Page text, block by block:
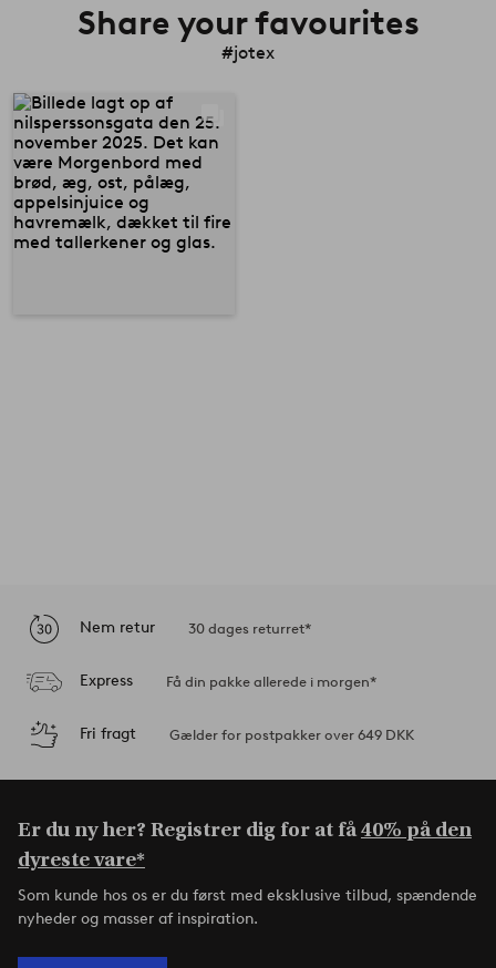
Share your favourites
#jotex
Nem retur 30 dages returret*
Express Få din pakke allerede i morgen*
Fri fragt Gælder for postpakker over 649 DKK
Er du ny her? Registrer dig for at få40% på den
dyreste vare*
Som kunde hos os er du først med eksklusive tilbud, spændende
nyheder og masser af inspiration.